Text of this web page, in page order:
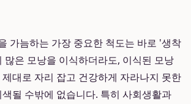
가늠하는 가장 중요한 척도는 바로 '생착
많은 모낭을 이식하더라도, 이식된 모낭
대로 자리 잡고 건강하게 자라나지 못한
될 수밖에 없습니다. 특히 사회생활과